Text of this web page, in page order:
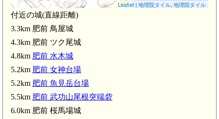
Leaflet | 地理院タイル, 地理院タイル
付近の城(直線距離)
3.3km 肥前 鳥屋城
4.3km 肥前 ツク尾城
4.8km 肥前 水木城
5.2km 肥前 女神台場
5.2km 肥前 魚見岳台場
5.5km 肥前 武功山尾根突端砦
6.0km 肥前 桜馬場城